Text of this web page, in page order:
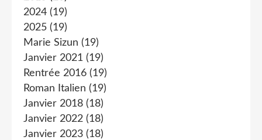
2024 (19)
2025 (19)
Marie Sizun (19)
Janvier 2021 (19)
Rentrée 2016 (19)
Roman Italien (19)
Janvier 2018 (18)
Janvier 2022 (18)
Janvier 2023 (18)